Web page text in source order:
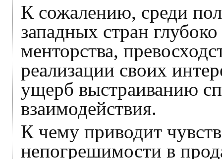
К сожалению, среди
западных стран
менторства,
реализации своих
ущерб выстраиванию
взаимодействия.
К чему приводит
непогрешимости в